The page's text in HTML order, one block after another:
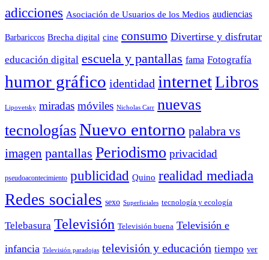
adicciones Asociación de Usuarios de los Medios audiencias
Barbariccos Brecha digital cine consumo Divertirse y disfrutar
educación digital escuela y pantallas fama Fotografía
humor gráfico identidad internetLibros
Lipovetsky miradas móviles Nicholas Carr nuevas
tecnologíasNuevo entorno palabra vs
imagen pantallas Periodismo privacidad
pseudoacontecimiento publicidad Quino realidad mediada
Redes sociales sexo Superficiales tecnología y ecología
Telebasura Televisión Televisión buena Televisión e
infancia Televisión paradojas televisión y educación tiempo ver